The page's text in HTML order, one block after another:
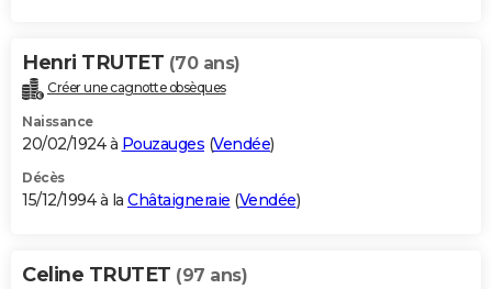
Henri TRUTET (70 ans)
Créer une cagnotte obsèques
Naissance
20/02/1924 à Pouzauges (Vendée)
Décès
15/12/1994 à la Châtaigneraie (Vendée)
Celine TRUTET (97 ans)